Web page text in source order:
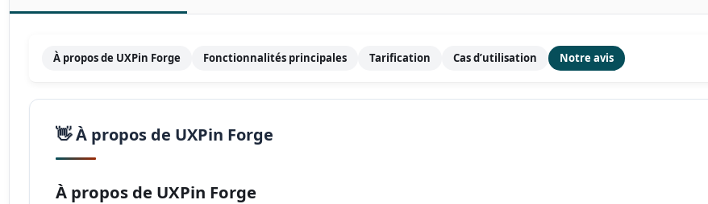
À propos de UXPin Forge Fonctionnalités principales Tarification Cas d’utilisation Notre avis
👋 À propos de UXPin Forge
À propos de UXPin Forge